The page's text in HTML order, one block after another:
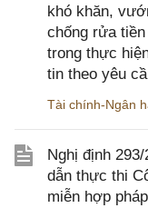
khó khăn,
chống rửa
trong thực
tin theo yêu
Tài chính-Ngân
Nghị định
dẫn thực thi
miễn hợp